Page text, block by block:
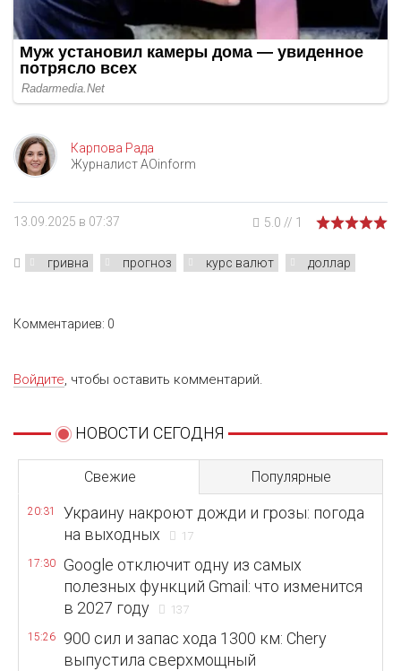
Карпова Рада
Журналист AOinform
13.09.2025 в 07:37 5.0 // 1
гривна прогноз курс валют доллар
Комментариев: 0
Войдите, чтобы оставить комментарий.
НОВОСТИ СЕГОДНЯ
Свежие Популярные
20:31
Украину накроют дожди и грозы: погода
на выходных
17
17:30
Google отключит одну из самых
полезных функций Gmail: что изменится
в 2027 году
137
15:26
900 сил и запас хода 1300 км: Chery
выпустила сверхмощный